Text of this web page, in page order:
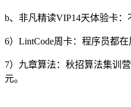
b、非凡精读VIP14天体验卡：
6）LintCode周卡：程序员都在
7）九章算法：秋招算法集训
元。